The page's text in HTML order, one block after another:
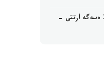
قىتايعا ۇن جەتكىزۋ كولەمى 2 ەسەگە ارتتى -